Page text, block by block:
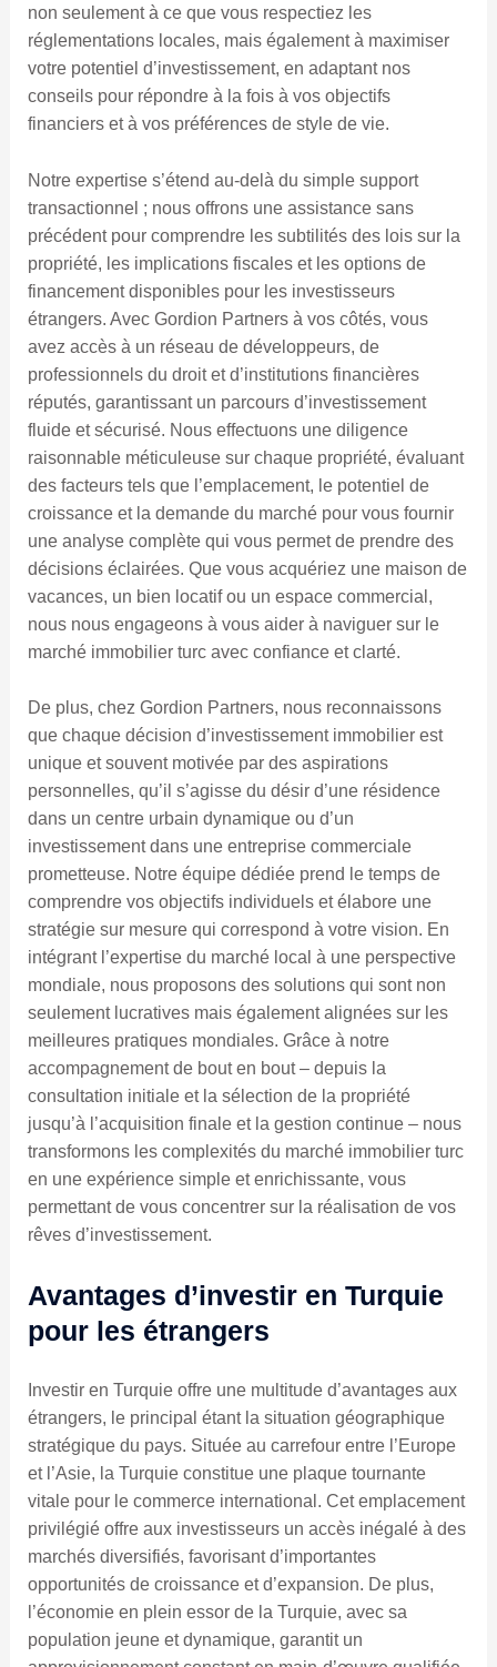
non seulement à ce que vous respectiez les
réglementations locales, mais également à maximiser
votre potentiel d’investissement, en adaptant nos
conseils pour répondre à la fois à vos objectifs
financiers et à vos préférences de style de vie.
Notre expertise s’étend au-delà du simple support
transactionnel ; nous offrons une assistance sans
précédent pour comprendre les subtilités des lois sur la
propriété, les implications fiscales et les options de
financement disponibles pour les investisseurs
étrangers. Avec Gordion Partners à vos côtés, vous
avez accès à un réseau de développeurs, de
professionnels du droit et d’institutions financières
réputés, garantissant un parcours d’investissement
fluide et sécurisé. Nous effectuons une diligence
raisonnable méticuleuse sur chaque propriété, évaluant
des facteurs tels que l’emplacement, le potentiel de
croissance et la demande du marché pour vous fournir
une analyse complète qui vous permet de prendre des
décisions éclairées. Que vous acquériez une maison de
vacances, un bien locatif ou un espace commercial,
nous nous engageons à vous aider à naviguer sur le
marché immobilier turc avec confiance et clarté.
De plus, chez Gordion Partners, nous reconnaissons
que chaque décision d’investissement immobilier est
unique et souvent motivée par des aspirations
personnelles, qu’il s’agisse du désir d’une résidence
dans un centre urbain dynamique ou d’un
investissement dans une entreprise commerciale
prometteuse. Notre équipe dédiée prend le temps de
comprendre vos objectifs individuels et élabore une
stratégie sur mesure qui correspond à votre vision. En
intégrant l’expertise du marché local à une perspective
mondiale, nous proposons des solutions qui sont non
seulement lucratives mais également alignées sur les
meilleures pratiques mondiales. Grâce à notre
accompagnement de bout en bout – depuis la
consultation initiale et la sélection de la propriété
jusqu’à l’acquisition finale et la gestion continue – nous
transformons les complexités du marché immobilier turc
en une expérience simple et enrichissante, vous
permettant de vous concentrer sur la réalisation de vos
rêves d’investissement.
Avantages d’investir en Turquie
pour les étrangers
Investir en Turquie offre une multitude d’avantages aux
étrangers, le principal étant la situation géographique
stratégique du pays. Située au carrefour entre l’Europe
et l’Asie, la Turquie constitue une plaque tournante
vitale pour le commerce international. Cet emplacement
privilégié offre aux investisseurs un accès inégalé à des
marchés diversifiés, favorisant d’importantes
opportunités de croissance et d’expansion. De plus,
l’économie en plein essor de la Turquie, avec sa
population jeune et dynamique, garantit un